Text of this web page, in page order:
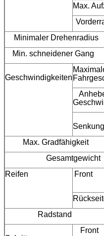
Max.
Minimaler Drehenradius
Min. schneidener Gang
Geschwindigkeiten
Max. Gradfähigkeit
Gesamtgewicht
Reifen
Front
Radstand
Front